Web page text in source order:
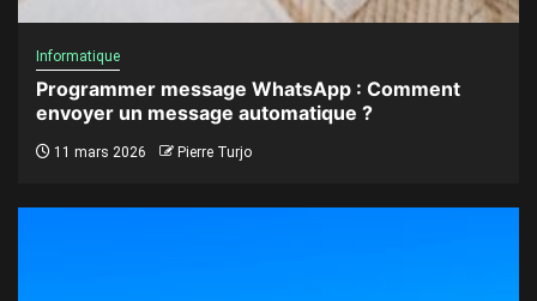
Informatique
Programmer message WhatsApp : Comment
envoyer un message automatique ?
11 mars 2026 Pierre Turjo